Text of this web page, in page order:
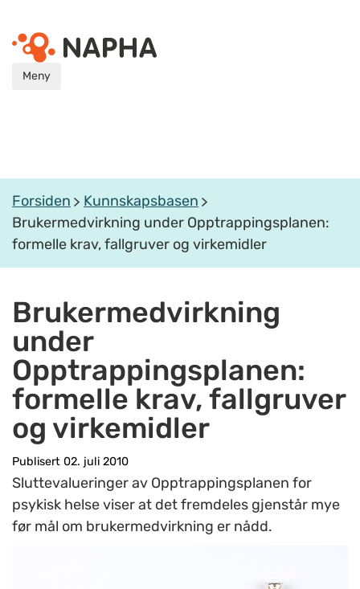
Meny
Forsiden
Kunnskapsbasen
Brukermedvirkning under Opptrappingsplanen:
formelle krav, fallgruver og virkemidler
Brukermedvirkning
under
Opptrappingsplanen:
formelle krav, fallgruver
og virkemidler
Publisert 02. juli 2010
Sluttevalueringer av Opptrappingsplanen for
psykisk helse viser at det fremdeles gjenstår mye
før mål om brukermedvirkning er nådd.